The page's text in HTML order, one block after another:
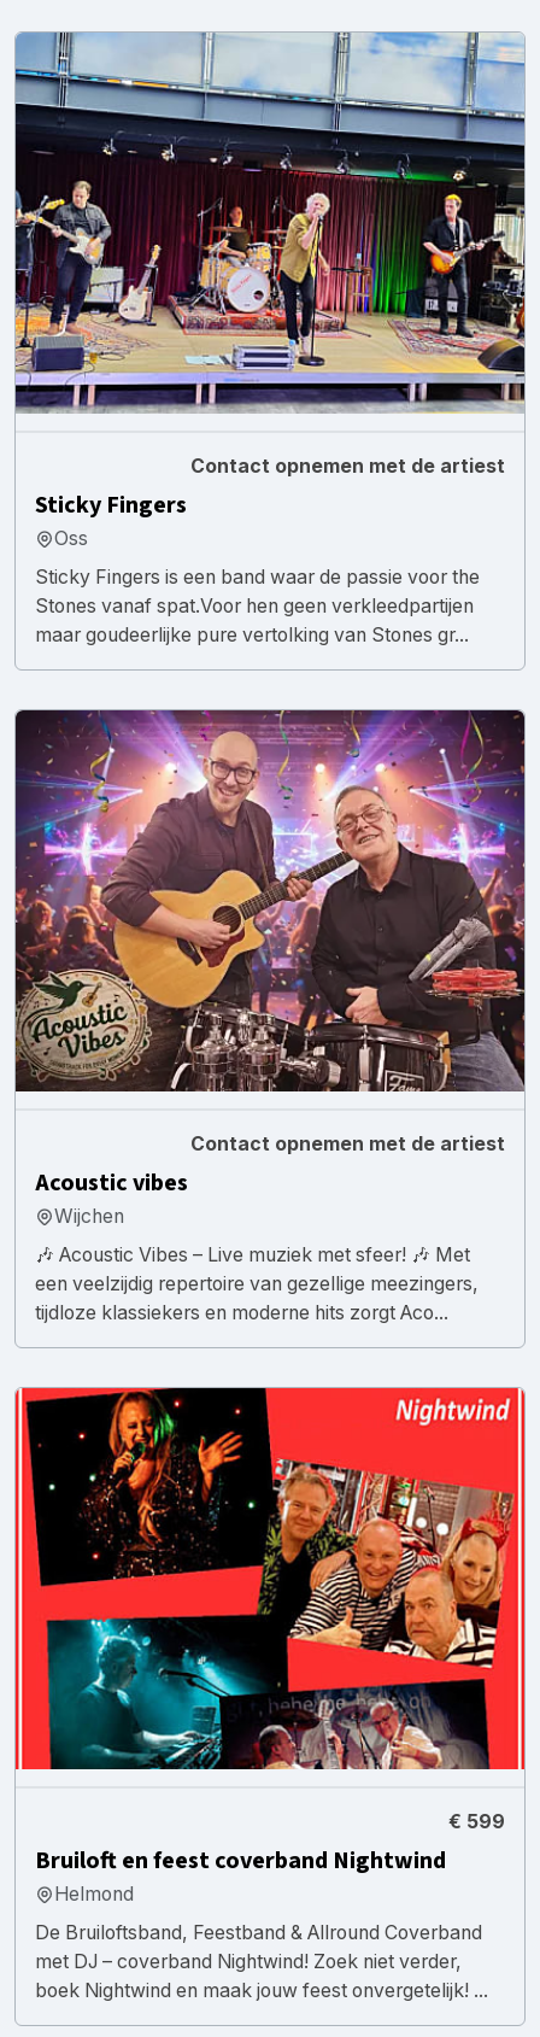
Contact opnemen met de artiest
Sticky Fingers
Oss
Sticky Fingers is een band waar de passie voor the
Stones vanaf spat.Voor hen geen verkleedpartijen
maar goudeerlijke pure vertolking van Stones gr...
Contact opnemen met de artiest
Acoustic vibes
Wijchen
🎶 Acoustic Vibes – Live muziek met sfeer! 🎶 Met
een veelzijdig repertoire van gezellige meezingers,
tijdloze klassiekers en moderne hits zorgt Aco...
€ 599
Bruiloft en feest coverband Nightwind
Helmond
De Bruiloftsband, Feestband & Allround Coverband
met DJ – coverband Nightwind! Zoek niet verder,
boek Nightwind en maak jouw feest onvergetelijk! ...